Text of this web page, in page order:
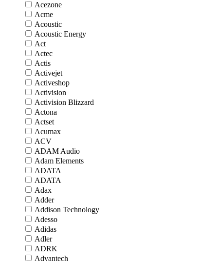
Acezone
Acme
Acoustic
Acoustic Energy
Act
Actec
Actis
Activejet
Activeshop
Activision
Activision Blizzard
Actona
Actset
Acumax
ACV
ADAM Audio
Adam Elements
ADATA
ADATA
Adax
Adder
Addison Technology
Adesso
Adidas
Adler
ADRK
Advantech